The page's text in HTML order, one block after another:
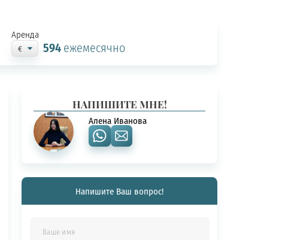
Аренда
594ежемесячно
НАПИШИТЕ МНЕ!
Алена Иванова
Напишите Ваш вопрос!